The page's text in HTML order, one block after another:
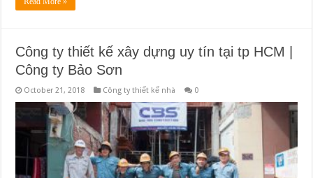
Công ty thiết kế xây dựng uy tín tại tp HCM |
Công ty Bảo Sơn
October 21, 2018 Công ty thiết kế nhà 0